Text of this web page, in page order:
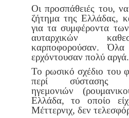
Οι προσπάθειές του,
ζήτημα της Ελλάδας,
για τα συμφέροντα
αυταρχικών
καρποφορούσαν.
ερχόντουσαν πολύ αργά.
Το ρωσικό σχέδιο του
περί σύστασης
ηγεμονιών
Ελλάδα, το οποίο
Μέττερνιχ, δεν